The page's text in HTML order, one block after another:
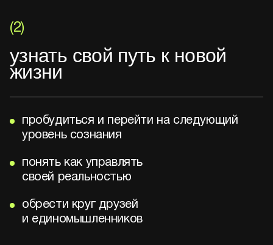
(2)
узнать свой путь к новой
жизни
пробудиться и перейти на следующий
уровень сознания
понять как управлять
своей реальностью
обрести круг друзей
и единомышленников